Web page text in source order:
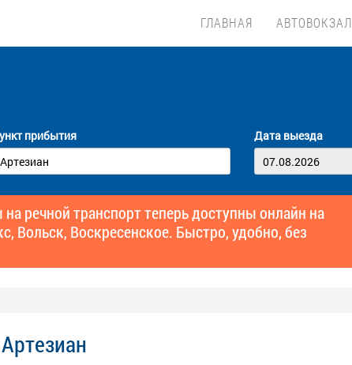
ГЛАВНАЯ АВТОВОКЗАЛ
прибытия Дата выезда
речной транспорт теперь доступны онлайн на
Вольск, Воскресенское. Быстро, удобно, без